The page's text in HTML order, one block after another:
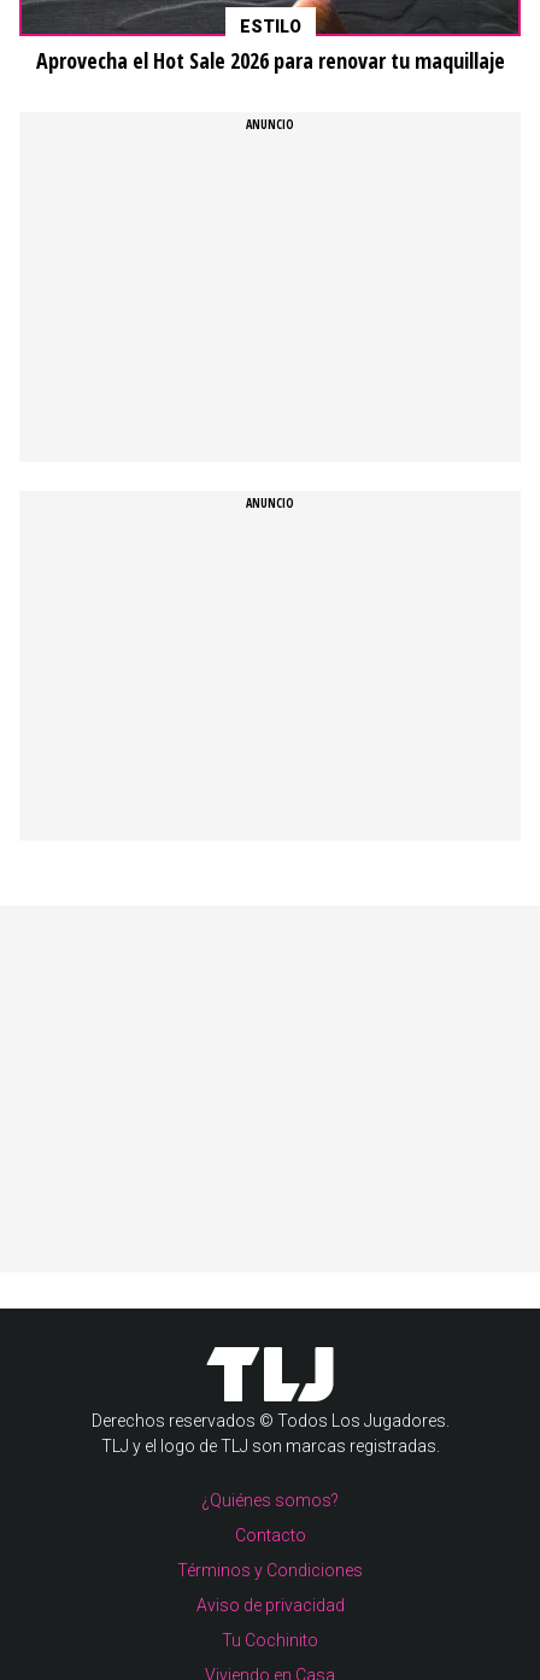
ESTILO
Aprovecha el Hot Sale 2026 para renovar tu maquillaje
Derechos reservados © Todos Los Jugadores.
TLJ y el logo de TLJ son marcas registradas.
¿Quiénes somos?
Contacto
Términos y Condiciones
Aviso de privacidad
Tu Cochinito
Viviendo en Casa